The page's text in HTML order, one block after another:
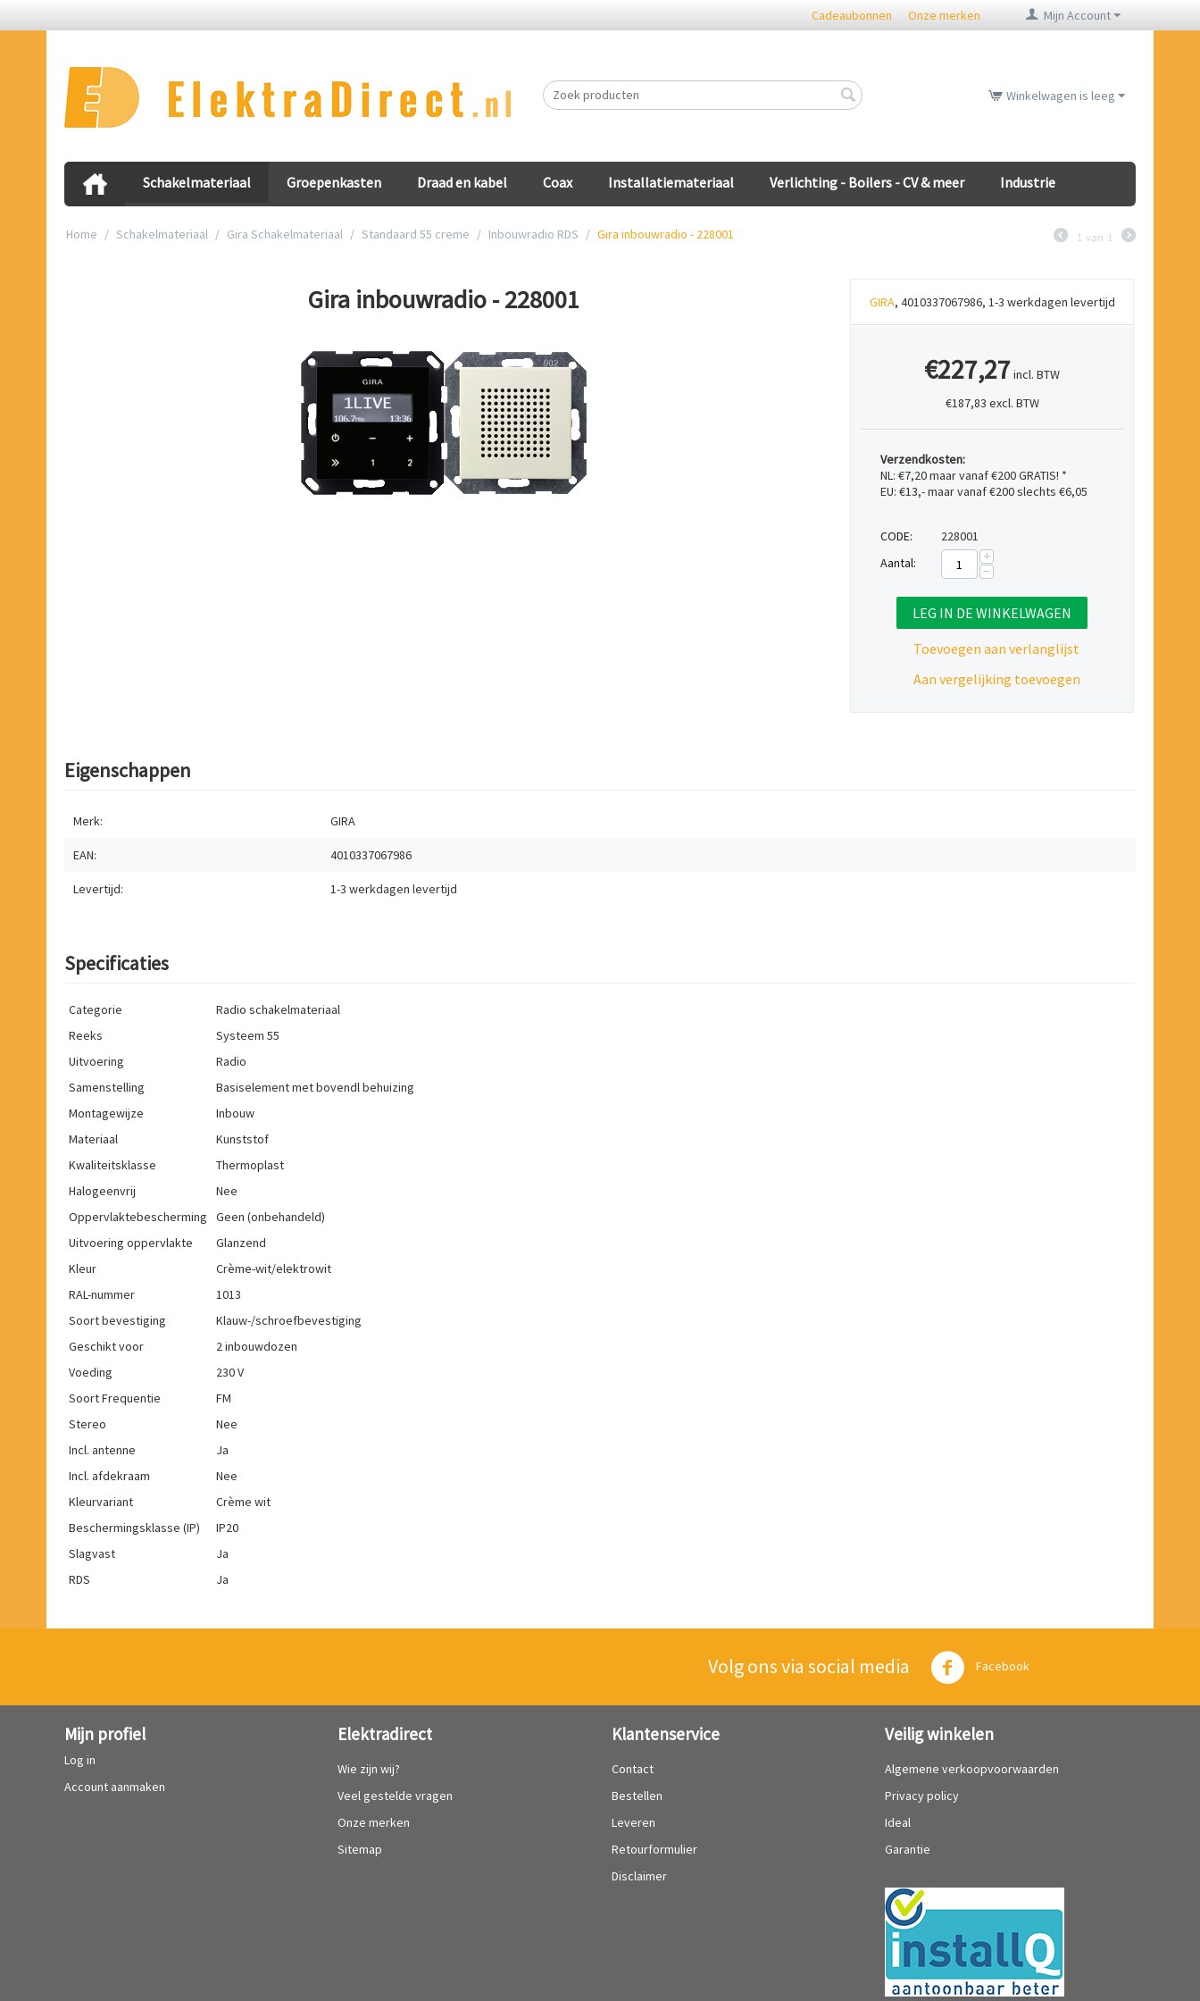
Mijn Account
Cadeaubonnen Onze merken
Winkelwagen is leeg
Schakelmateriaal Groepenkasten Draad en kabel Coax Installatiemateriaal Verlichting - Boilers - CV & meer Industrie
Home / Schakelmateriaal / Gira Schakelmateriaal / Standaard 55 creme / Inbouwradio RDS / Gira inbouwradio - 228001 1 van 1
Gira inbouwradio - 228001 GIRA, 4010337067986, 1-3 werkdagen levertijd
€227,27incl. BTW
€187,83 excl. BTW
Verzendkosten:
NL: €7,20 maar vanaf €200 GRATIS! *
EU: €13,- maar vanaf €200 slechts €6,05
CODE:
228001
Aantal:
+
−
LEG IN DE WINKELWAGEN
Toevoegen aan verlanglijst
Aan vergelijking toevoegen
Eigenschappen
Merk: GIRA
EAN: 4010337067986
Levertijd: 1-3 werkdagen levertijd
Specificaties
Categorie
Radio schakelmateriaal
Reeks
Systeem 55
Uitvoering
Radio
Samenstelling
Basiselement met bovendl behuizing
Montagewijze
Inbouw
Materiaal
Kunststof
Kwaliteitsklasse
Thermoplast
Halogeenvrij
Nee
Oppervlaktebescherming
Geen (onbehandeld)
Uitvoering oppervlakte
Glanzend
Kleur
Crème-wit/elektrowit
RAL-nummer
1013
Soort bevestiging
Klauw-/schroefbevestiging
Geschikt voor
2 inbouwdozen
Voeding
230 V
Soort Frequentie
FM
Stereo
Nee
Incl. antenne
Ja
Incl. afdekraam
Nee
Kleurvariant
Crème wit
Beschermingsklasse (IP)
IP20
Slagvast
Ja
RDS
Ja
Volg ons via social media Facebook
Mijn profiel
Log in
Account aanmaken
Elektradirect
Wie zijn wij?
Veel gestelde vragen
Onze merken
Sitemap
Klantenservice
Contact
Bestellen
Leveren
Retourformulier
Disclaimer
Veilig winkelen
Algemene verkoopvoorwaarden
Privacy policy
Ideal
Garantie